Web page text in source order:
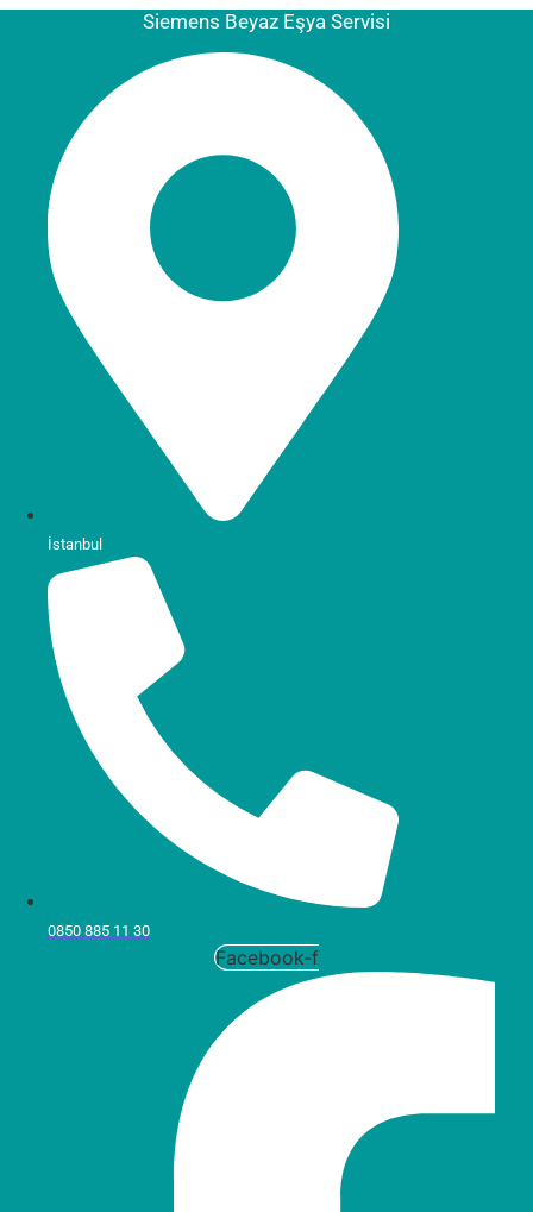
Siemens Beyaz Eşya Servisi
İstanbul
0850 885 11 30
Facebook-f